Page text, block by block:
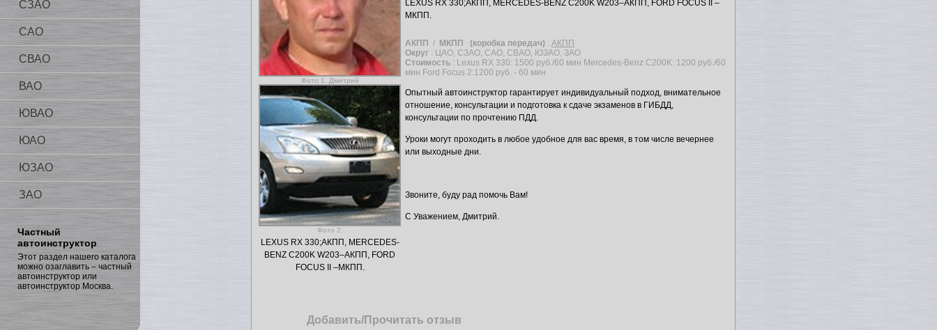
СЗАО
САО
СВАО
ВАО
ЮВАО
ЮАО
ЮЗАО
ЗАО
Частный
автоинструктор
Этот раздел нашего каталога
можно озаглавить – частный
автоинструктор или
автоинструктор Москва.
Фото 1. Дмитрий
LEXUS RX 330;АКПП, MERCEDES-BENZ C200K W203–АКПП, FORD FOCUS II –
МКПП.
АКПП / МКПП (коробка передач) : АКПП
Округ : ЦАО, СЗАО, САО, СВАО, ЮЗАО, ЗАО
Стоимость : Lexus RX 330: 1500 руб./60 мин Mercedes-Benz C200K: 1200 руб./60
мин Ford Focus 2:1200 руб. - 60 мин
Фото 2.
LEXUS RX 330;АКПП, MERCEDES-
BENZ C200K W203–АКПП, FORD
FOCUS II –МКПП.
Опытный автоинструктор гарантирует индивидуальный подход, внимательное
отношение, консультации и подготовка к сдаче экзаменов в ГИБДД,
консультации по прочтению ПДД.
Уроки могут проходить в любое удобное для вас время, в том числе вечернее
или выходные дни.
Звоните, буду рад помочь Вам!
С Уважением, Дмитрий.
Добавить/Прочитать отзыв